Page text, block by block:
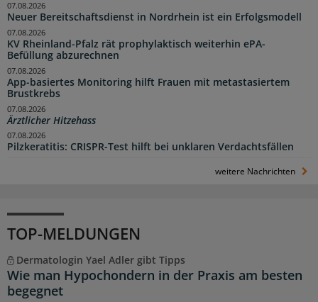
Neuer Bereitschaftsdienst in Nordrhein ist ein Erfolgsmodell
07.08.2026
KV Rheinland-Pfalz rät prophylaktisch weiterhin ePA-
Befüllung abzurechnen
07.08.2026
App-basiertes Monitoring hilft Frauen mit metastasiertem
Brustkrebs
07.08.2026
Ärztlicher Hitzehass
07.08.2026
Pilzkeratitis: CRISPR-Test hilft bei unklaren Verdachtsfällen
07.08.2026
weitere Nachrichten
TOP-MELDUNGEN
Dermatologin Yael Adler gibt Tipps
Wie man Hypochondern in der Praxis am besten
begegnet